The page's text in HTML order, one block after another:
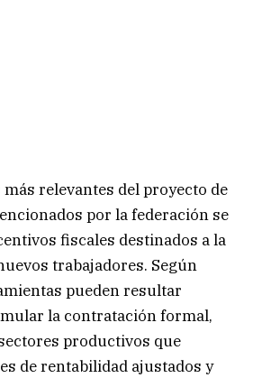
relevantes del proyecto de
por la federación se
fiscales destinados a la
trabajadores. Según
pueden resultar
la contratación formal,
productivos que
de rentabilidad ajustados y